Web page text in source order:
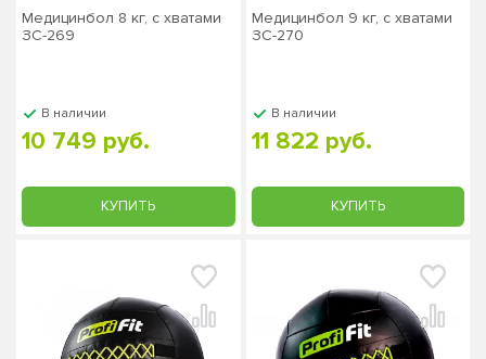
Медицинбол 8 кг, с хватами
ЗС-269
В наличии
10 749 руб.
КУПИТЬ
Медицинбол 9 кг, с хватами
ЗС-270
В наличии
11 822 руб.
КУПИТЬ